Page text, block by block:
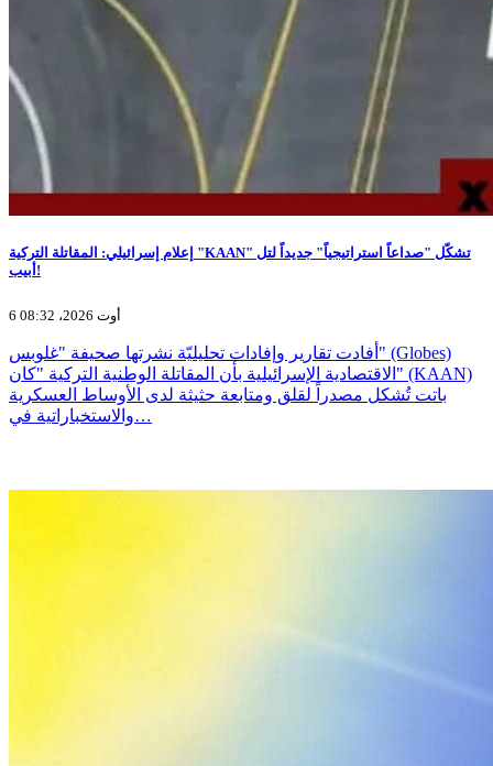
إعلام إسرائيلي: المقاتلة التركية "KAAN" تشكّل "صداعاً استراتيجياً" جديداً لتل
أبيب!
6 أوت 2026، 08:32
أفادت تقارير وإفادات تحليليّة نشرتها صحيفة "غلوبس" (Globes)
الاقتصادية الإسرائيلية بأن المقاتلة الوطنية التركية "كان" (KAAN)
باتت تُشكل مصدراً لقلق ومتابعة حثيثة لدى الأوساط العسكرية
والاستخباراتية في…